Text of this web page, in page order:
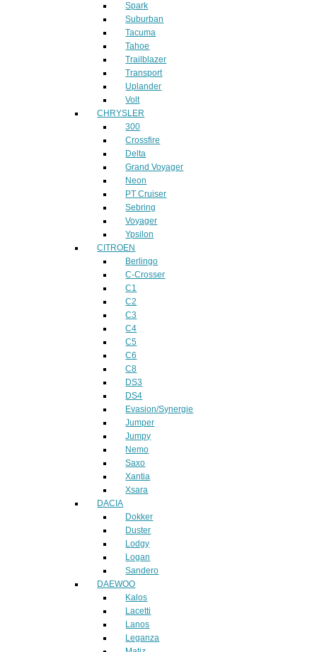
Spark
Suburban
Tacuma
Tahoe
Trailblazer
Transport
Uplander
Volt
CHRYSLER
300
Crossfire
Delta
Grand Voyager
Neon
PT Cruiser
Sebring
Voyager
Ypsilon
CITROEN
Berlingo
C-Crosser
C1
C2
C3
C4
C5
C6
C8
DS3
DS4
Evasion/Synergie
Jumper
Jumpy
Nemo
Saxo
Xantia
Xsara
DACIA
Dokker
Duster
Lodgy
Logan
Sandero
DAEWOO
Kalos
Lacetti
Lanos
Leganza